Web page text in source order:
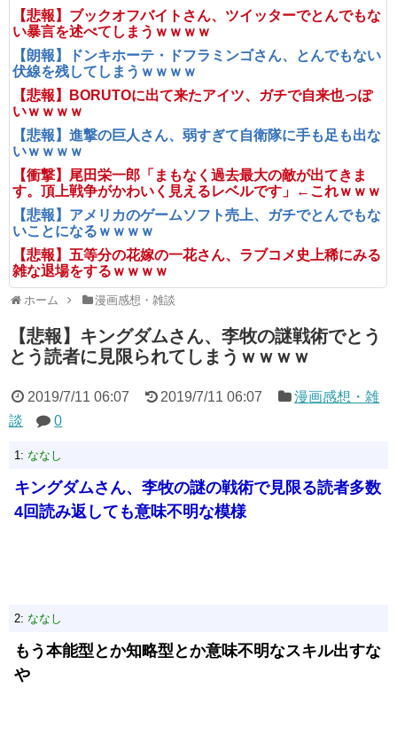
【悲報】ブックオフバイトさん、ツイッターでとんでもな
い暴言を述べてしまうｗｗｗｗ
【朗報】ドンキホーテ・ドフラミンゴさん、とんでもない
伏線を残してしまうｗｗｗｗ
【悲報】BORUTOに出て来たアイツ、ガチで自来也っぽ
いｗｗｗｗ
【悲報】進撃の巨人さん、弱すぎて自衛隊に手も足も出な
いｗｗｗｗ
【衝撃】尾田栄一郎「まもなく過去最大の敵が出てきま
す。頂上戦争がかわいく見えるレベルです」←これｗｗｗ
【悲報】アメリカのゲームソフト売上、ガチでとんでもな
いことになるｗｗｗｗ
【悲報】五等分の花嫁の一花さん、ラブコメ史上稀にみる
雑な退場をするｗｗｗｗ
ホーム 漫画感想・雑談
【悲報】キングダムさん、李牧の謎戦術でとう
とう読者に見限られてしまうｗｗｗｗ
2019/7/11 06:07 2019/7/11 06:07
漫画感想・雑
談
0
1: ななし
キングダムさん、李牧の謎の戦術で見限る読者多数
4回読み返しても意味不明な模様
2: ななし
もう本能型とか知略型とか意味不明なスキル出すな
や